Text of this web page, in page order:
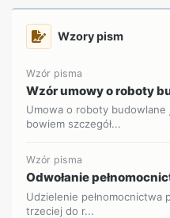
Wzory pism
Wzór pisma
Wzór umowy o roboty
Umowa o roboty budowlane
bowiem szczegół...
Wzór pisma
Odwołanie
Udzielenie pełnomocnictwa
trzeciej do r...